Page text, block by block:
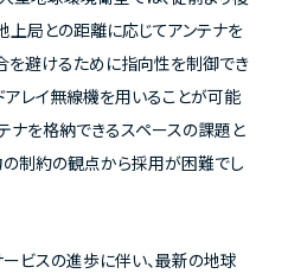
上局との距離に応じてアンテナを
を避けるために指向性を制御でき
レイ無線機を用いることが可能
ナを格納できるスペースの課題と
制約の観点から採用が困難でし
ビスの進歩に伴い、最新の地球